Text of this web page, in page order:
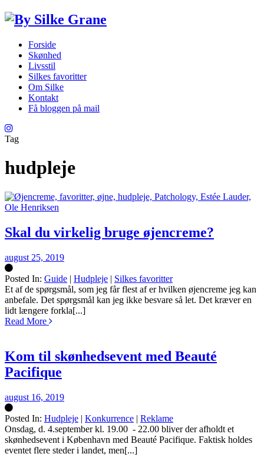
Forside
Skønhed
Livsstil
Silkes favoritter
Om Silke
Kontakt
Få bloggen på mail
Tag
hudpleje
Skal du virkelig bruge øjencreme?
august 25, 2019
Posted In: Guide | Hudpleje | Silkes favoritter
Silke
Et af de spørgsmål, som jeg får flest af er hvilken øjencreme jeg kan
anbefale. Det spørgsmål kan jeg ikke besvare så let. Det kræver en
lidt længere forkla[...]
Read More
Kom til skønhedsevent med Beauté
Pacifique
august 16, 2019
Posted In: Hudpleje | Konkurrence | Reklame
Silke
Onsdag, d. 4.september kl. 19.00 - 22.00 bliver der afholdt et
skønhedsevent i København med Beauté Pacifique. Faktisk holdes
eventet flere steder i landet, men[...]